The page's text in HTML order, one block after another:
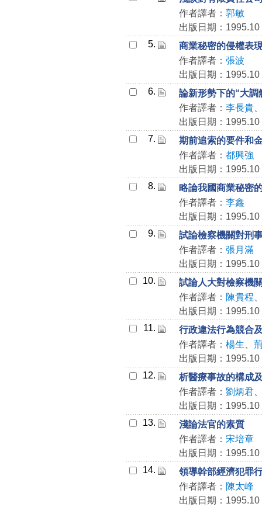
作者譯者： 郭敏
出版日期：1995.10
5.
商業秘密的侵權表
作者譯者： 張波
出版日期：1995.10
6.
論新形勢下的“大調
作者譯者： 李長貴
出版日期：1995.10
7.
期前追索的要件和
作者譯者： 都興強
出版日期：1995.10
8.
略論我國商業秘密
作者譯者： 李鑫
出版日期：1995.10
9.
試論檢察機關對刑
作者譯者： 張月滿
出版日期：1995.10
10.
試論人大對檢察機
作者譯者： 陳貴程
出版日期：1995.10
11.
行政違法行為競合
作者譯者： 楊生
出版日期：1995.10
12.
析醫療事故的構成
作者譯者： 劉炳君
出版日期：1995.10
13.
淺論法官的素質
作者譯者： 宋培章
出版日期：1995.10
14.
領導幹部經濟犯罪
作者譯者： 陳太峰
出版日期：1995.10